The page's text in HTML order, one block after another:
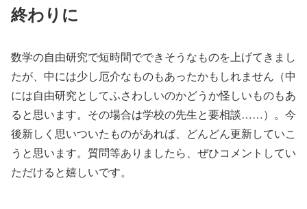
終わりに
数学の自由研究で短時間でできそうなものを上げてきまし
たが、中には少し厄介なものもあったかもしれません（中
には自由研究としてふさわしいのかどうか怪しいものもあ
ると思います。その場合は学校の先生と要相談……）。今
後新しく思いついたものがあれば、どんどん更新していこ
うと思います。質問等ありましたら、ぜひコメントしてい
ただけると嬉しいです。